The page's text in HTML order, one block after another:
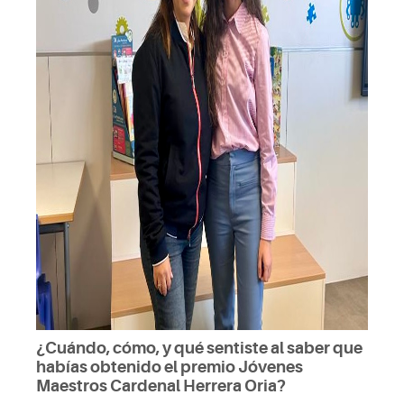
¿Cuándo, cómo, y qué sentiste al saber que
habías obtenido el premio Jóvenes
Maestros Cardenal Herrera Oria?